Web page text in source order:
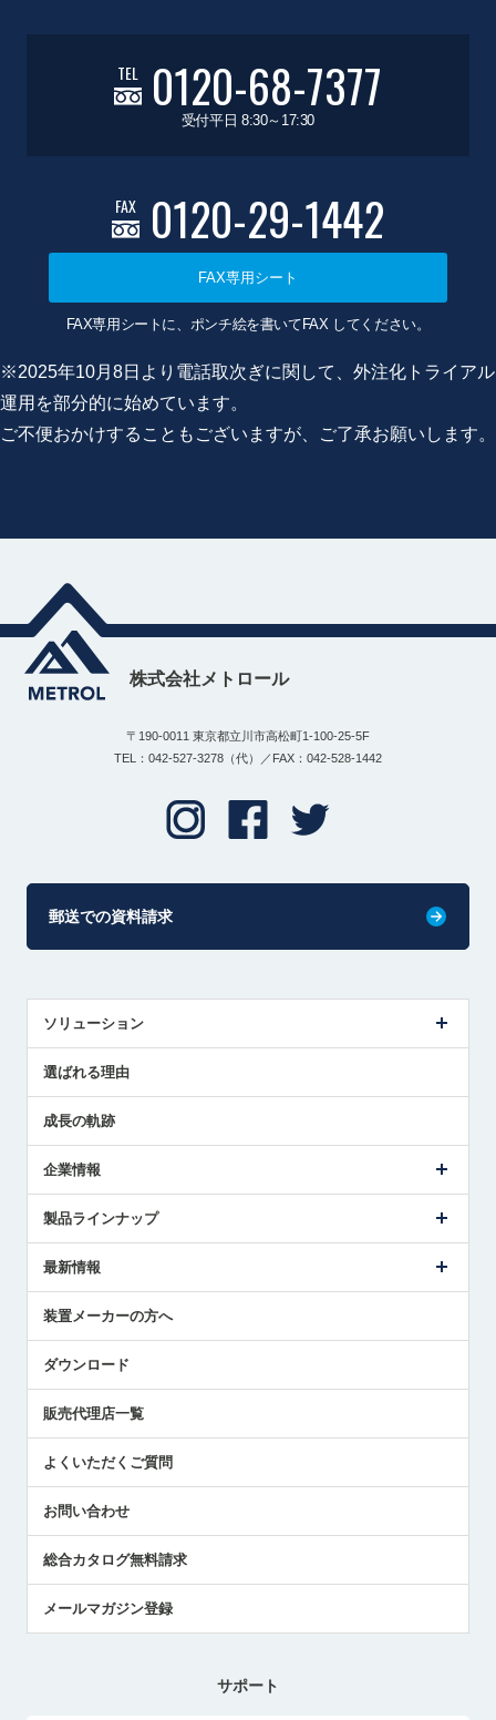
TEL 0120-68-7377
受付平日 8:30～17:30
FAX 0120-29-1442
FAX専用シート
FAX専用シートに、ポンチ絵を書いてFAX してください。
※2025年10月8日より電話取次ぎに関して、外注化トライアル
運用を部分的に始めています。
ご不便おかけすることもございますが、ご了承お願いします。
株式会社メトロール
〒190-0011 東京都立川市高松町1-100-25-5F
TEL：042-527-3278（代）／FAX：042-528-1442
郵送での資料請求
ソリューション
解決策提案
選ばれる理由
成長の軌跡
企業情報
ごあいさつ
受賞履歴
採用情報
国/地域/言語
製品ラインナップ
ツールセッタ製品
エアマイクロセンサ製品
最新情報
メトロールの技術
社員ブログ
中小企業のBCP地震対策
センサのテクニカルガイド
社長ブログ
装置メーカーの方へ
ダウンロード
販売代理店一覧
よくいただくご質問
お問い合わせ
総合カタログ無料請求
メールマガジン登録
サポート